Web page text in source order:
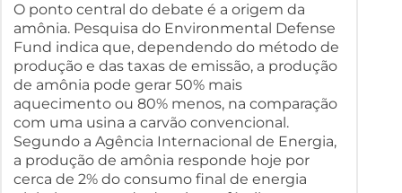
O ponto central do debate é a origem da
amônia. Pesquisa do Environmental Defense
Fund indica que, dependendo do método de
produção e das taxas de emissão, a produção
de amônia pode gerar 50% mais
aquecimento ou 80% menos, na comparação
com uma usina a carvão convencional.
Segundo a Agência Internacional de Energia,
a produção de amônia responde hoje por
cerca de 2% do consumo final de energia